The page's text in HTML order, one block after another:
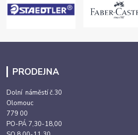
PRODEJNA
Dolní náměstí č.30
Olomouc
779 00
PO-PÁ 7,30-18,00